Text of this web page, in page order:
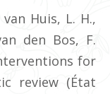
Huis, L. H.,
den Bos, F.
for
review (État